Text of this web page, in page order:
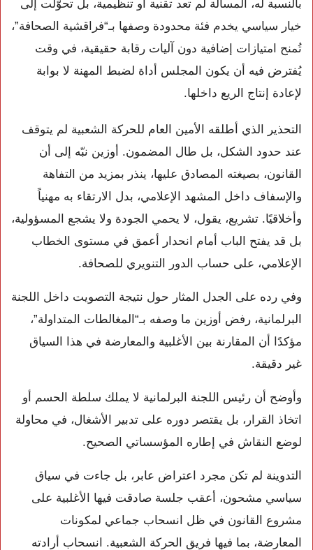
بالنسبة له، المسألة لم تعد تقنية أو تنظيمية، بل تحوّلت إلى
خيار سياسي يخدم فئة محدودة وصفها بـ“فراقشية الصحافة”،
تُمنح امتيازات إضافية دون آليات رقابة حقيقية، في وقت
يُفترض فيه أن يكون المجلس أداة لضبط المهنة لا بوابة
لإعادة إنتاج الريع داخلها.
التحذير الذي أطلقه الأمين العام للحركة الشعبية لم يتوقف
عند حدود الشكل، بل طال المضمون. أوزين نبّه إلى أن
القانون، بصيغته المصادق عليها، ينذر بمزيد من التفاهة
والإسفاف داخل المشهد الإعلامي، بدل الارتقاء به مهنياً
وأخلاقيًا. تشريع، يقول، لا يحمي الجودة ولا يشجع المسؤولية،
بل قد يفتح الباب أمام انحدار أعمق في مستوى الخطاب
الإعلامي، على حساب الدور التنويري للصحافة.
وفي رده على الجدل المثار حول نتيجة التصويت داخل اللجنة
البرلمانية، رفض أوزين ما وصفه بـ“المغالطات المتداولة”،
مؤكدًا أن المقارنة بين الأغلبية والمعارضة في هذا السياق
غير دقيقة.
وأوضح أن رئيس اللجنة البرلمانية لا يملك سلطة الحسم أو
اتخاذ القرار، بل يقتصر دوره على تدبير الأشغال، في محاولة
لوضع النقاش في إطاره المؤسساتي الصحيح.
التدوينة لم تكن مجرد اعتراض عابر، بل جاءت في سياق
سياسي مشحون، أعقب جلسة صادقت فيها الأغلبية على
مشروع القانون في ظل انسحاب جماعي لمكونات
المعارضة، بما فيها فريق الحركة الشعبية. انسحاب أرادته